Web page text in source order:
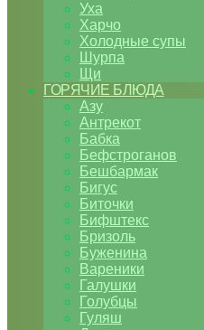
Уха
Харчо
Холодные супы
Шурпа
Щи
ГОРЯЧИЕ БЛЮДА
Азу
Антрекот
Бабка
Бефстроганов
Бешбармак
Бигус
Биточки
Бифштекс
Бризоль
Буженина
Вареники
Галушки
Голубцы
Гуляш